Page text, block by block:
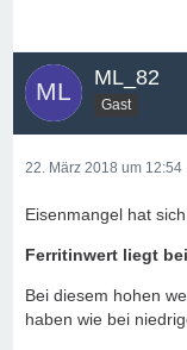
ML_82
Gast
22. März 2018 um 12:54
Eisenmangel hat
Ferritinwert liegt
Bei diesem hohen
haben wie bei